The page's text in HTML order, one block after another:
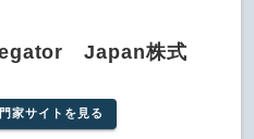
Japan株式
家サイトを見る